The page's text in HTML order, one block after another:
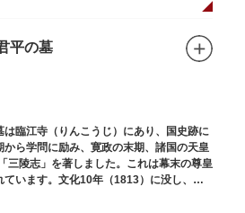
平の墓
臨江寺（りんこうじ）にあり、国史跡に
ら学問に励み、寛政の末期、諸国の天皇
三陵志」を著しました。これは幕末の尊皇
います。文化10年（1813）に没し、高
人」の一人にあげられています。